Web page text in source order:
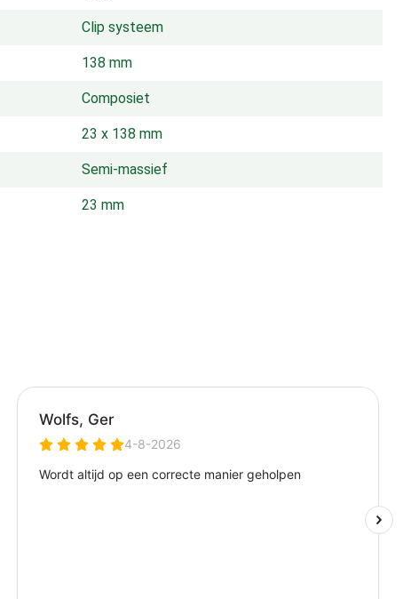
Clip systeem
138 mm
Composiet
23 x 138 mm
Semi-massief
23 mm